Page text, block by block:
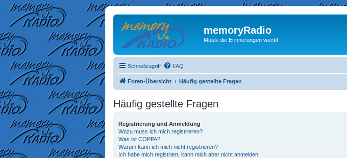
memoryRadio
Musik die Erinnerungen weckt
Schnellzugriff FAQ
Foren-Übersicht Häufig gestellte Fragen
Häufig gestellte Fragen
Registrierung und Anmeldung
Wozu muss ich mich registrieren?
Was ist COPPA?
Warum kann ich mich nicht registrieren?
Ich habe mich registriert, kann mich aber nicht anmelden!